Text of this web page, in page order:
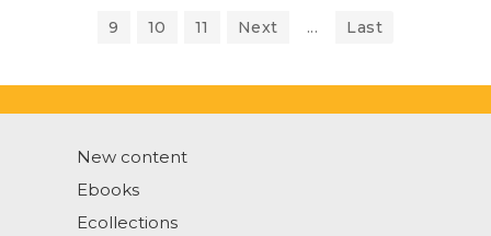
9 10 11 Next ... Last
New content
Ebooks
Ecollections